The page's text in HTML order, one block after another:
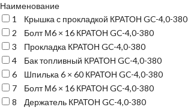
Наименование
1
Крышка с прокладкой КРАТОН GC-4,0-380
2
Болт М6 × 16 КРАТОН GC-4,0-380
3
Прокладка КРАТОН GC-4,0-380
4
Бак топливный КРАТОН GC-4,0-380
6
Шпилька 6 × 60 КРАТОН GC-4,0-380
7
Болт М6 × 16 КРАТОН GC-4,0-380
8
Держатель КРАТОН GC-4,0-380